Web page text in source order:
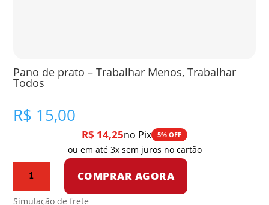
Pano de prato – Trabalhar Menos, Trabalhar
Todos
R$ 15,00
R$ 14,25no Pix 5% OFF
ou em até 3x sem juros no cartão
COMPRAR AGORA
Simulação de frete